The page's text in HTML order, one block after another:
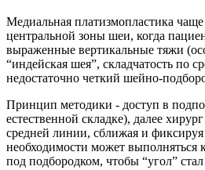
Медиальная платизмопластика чаще
центральной зоны шеи, когда
выраженные вертикальные тяжи
“индейская шея”, складчатость по
недостаточно четкий шейно-
Принцип методики - доступ в
естественной складке), далее
средней линии, сближая и
необходимости может выполняться
под подбородком, чтобы “угол”